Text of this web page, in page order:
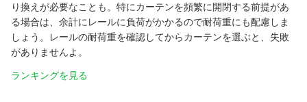
り換えが必要なことも。特にカーテンを頻繁に開閉する前提があ
る場合は、余計にレールに負荷がかかるので耐荷重にも配慮しま
しょう。レールの耐荷重を確認してからカーテンを選ぶと、失敗
がありませんよ。
ランキングを見る